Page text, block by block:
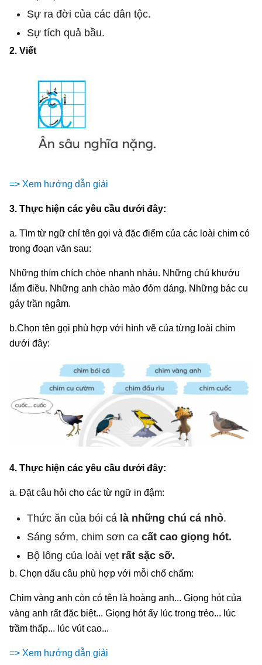
Sự ra đời của các dân tộc.
Sự tích quả bầu.
2. Viết
=> Xem hướng dẫn giải
3. Thực hiện các yêu cầu dưới đây:
a. Tìm từ ngữ chỉ tên gọi và đặc điểm của các loài chim có
trong đoạn văn sau:
Những thím chích chòe nhanh nhảu. Những chú khướu
lắm điều. Những anh chào mào đỏm dáng. Những bác cu
gáy trần ngâm.
b.Chọn tên gọi phù hợp với hình vẽ của từng loài chim
dưới đây:
4. Thực hiện các yêu cầu dưới đây:
a. Đặt câu hỏi cho các từ ngữ in đậm:
Thức ăn của bói cá là những chú cá nhỏ.
Sáng sớm, chim sơn ca cất cao giọng hót.
Bộ lông của loài vẹt rất sặc sỡ.
b. Chọn dấu câu phù hợp với mỗi chố chấm:
Chim vàng anh còn có tên là hoàng anh... Giọng hót của
vàng anh rất đặc biệt... Giọng hót ấy lúc trong trẻo... lúc
trầm thấp... lúc vút cao...
=> Xem hướng dẫn giải